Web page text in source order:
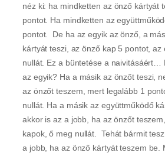
néz ki: ha mindketten az önző kártyát
pontot. Ha mindketten az
pontot. De ha az egyik az önző, a
kártyát teszi, az önző kap 5 pontot, az
nullát. Ez a büntetése a naivitásáért…
az egyik? Ha a másik az önzőt teszi,
az önzőt teszem, mert legalább 1
nullát. Ha a másik az együttműködő
akkor is az a jobb, ha az önzőt
kapok, ő meg nullát. Tehát bármit
a jobb, ha az önző kártyát teszem be.